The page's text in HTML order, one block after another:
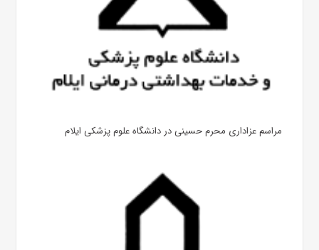
مراسم عزاداری محرم حسینی در دانشگاه علوم پزشکی ایلام